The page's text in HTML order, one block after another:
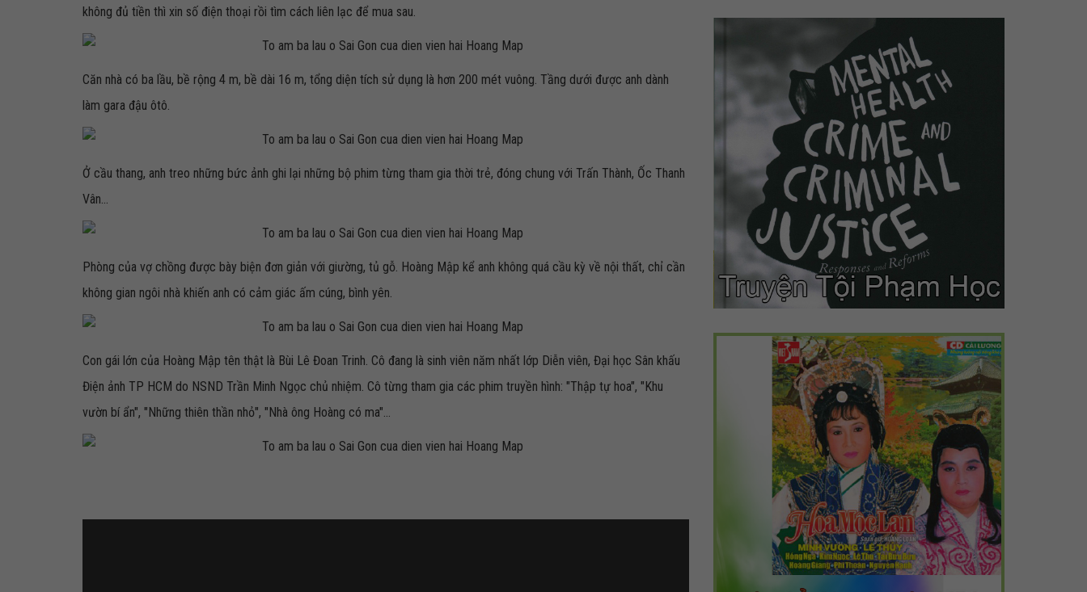
không đủ tiền thì xin số điện thoại rồi tìm cách liên lạc để mua sau.
Căn nhà có ba lầu, bề rộng 4 m, bề dài 16 m, tổng diện tích sử dụng là hơn 200 mét vuông. Tầng dưới được anh dành
làm gara đậu ôtô.
Ở cầu thang, anh treo những bức ảnh ghi lại những bộ phim từng tham gia thời trẻ, đóng chung với Trấn Thành, Ốc Thanh
Vân...
Phòng của vợ chồng được bày biện đơn giản với giường, tủ gỗ. Hoàng Mập kể anh không quá cầu kỳ về nội thất, chỉ cần
không gian ngôi nhà khiến anh có cảm giác ấm cúng, bình yên.
Con gái lớn của Hoàng Mập tên thật là Bùi Lê Đoan Trinh. Cô đang là sinh viên năm nhất lớp Diễn viên, Đại học Sân khấu
Điện ảnh TP HCM do NSND Trần Minh Ngọc chủ nhiệm. Cô từng tham gia các phim truyền hình: "Thập tự hoa", "Khu
vườn bí ẩn", "Những thiên thần nhỏ", "Nhà ông Hoàng có ma"...